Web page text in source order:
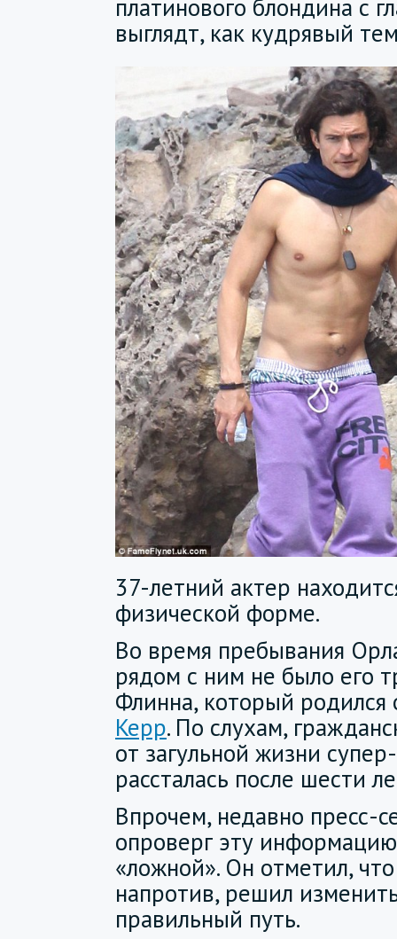
платинового блондина с
выглядт, как кудрявый
37-летний актер
физической форме.
Во время пребывания
рядом с ним не было его
Флинна, который
Керр. По слухам,
от загульной жизни
рассталась после шести
Впрочем, недавно пресс-
опроверг эту
«ложной». Он отметил,
напротив, решил
правильный путь.